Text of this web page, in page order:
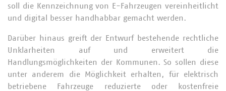
soll die Kennzeichnung von E-Fahrzeugen vereinheitlicht
und digital besser handhabbar gemacht werden.
Darüber hinaus greift der Entwurf bestehende rechtliche
Unklarheiten auf und erweitert die
Handlungsmöglichkeiten der Kommunen. So sollen diese
unter anderem die Möglichkeit erhalten, für elektrisch
betriebene Fahrzeuge reduzierte oder kostenfreie